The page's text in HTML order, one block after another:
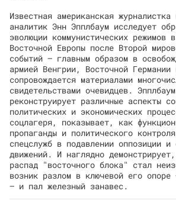
Известная американская
аналитик Энн Эпплбаум исследует
эволюции коммунистических режимов
Восточной Европы после Второй
событий — главным образом в
армией Венгрии, Восточной
сопровождается материалами
свидетельствами очевидцев.
реконструирует различные аспекты
политических и экономических
соцлагеря, показывает, как
пропаганды и политического
спецслужб в подавлении оппозиции и
движений. И наглядно
распад "восточного блока" стал
возник разлом в ключевой его опоре
— и пал железный занавес.